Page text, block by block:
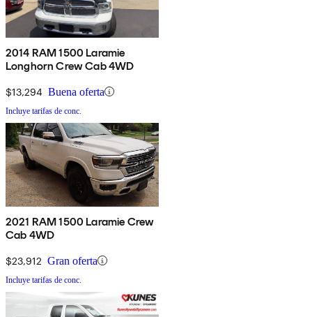
2014 RAM 1500 Laramie
Longhorn Crew Cab 4WD
$13,294 Buena oferta
Incluye tarifas de conc.
2021 RAM 1500 Laramie Crew
Cab 4WD
$23,912 Gran oferta
Incluye tarifas de conc.